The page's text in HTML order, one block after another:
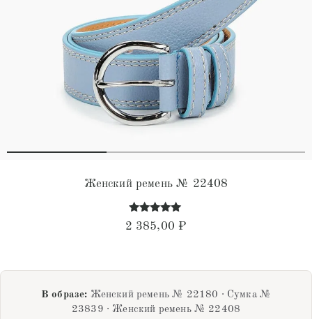
Женский ремень № 22408
Оценка
4.93
2 385,00 ₽
В образе: Женский ремень № 22180 · Сумка №
23839 · Женский ремень № 22408